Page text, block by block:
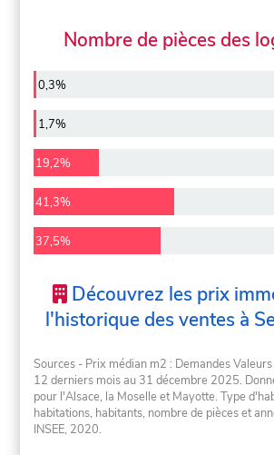
Nombre de pièces des
0,3%
1,7%
19,2%
41,3%
37,5%
Découvrez les prix
l'historique des ventes à
Sources - Prix médian m2 : Demandes
12 derniers mois au 31 décembre 2025.
pour l'Alsace, la Moselle et Mayotte. Type
habitations, habitants, nombre de pièces et
INSEE, 2020.